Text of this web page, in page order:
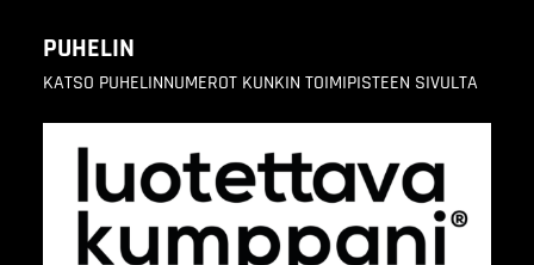
PUHELIN
KATSO PUHELINNUMEROT KUNKIN TOIMIPISTEEN SIVULTA